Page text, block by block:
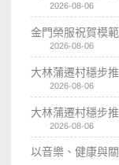
2026-08-06
金門榮服祝賀模
2026-08-06
大林蒲遷村穩步
2026-08-06
大林蒲遷村穩步
2026-08-06
以音樂、健康與